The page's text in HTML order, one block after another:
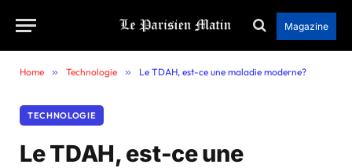
Magazine
Home » Technologie » Le TDAH, est-ce une maladie moderne?
TECHNOLOGIE
Le TDAH, est-ce une